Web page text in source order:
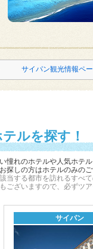
サイパン観光情報ペ
ルを探す！
憧れのホテルや人気ホテル
探しの方はホテルのみのご
する都市を訪れるすべて
ございますので、必ずツ
サイパン